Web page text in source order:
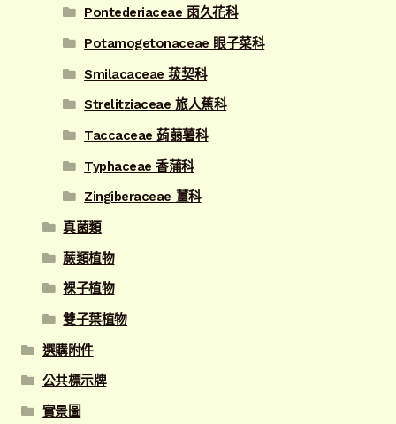
Pontederiaceae 雨久花科
Potamogetonaceae 眼子菜科
Smilacaceae 菝契科
Strelitziaceae 旅人蕉科
Taccaceae 蒟蒻薯科
Typhaceae 香蒲科
Zingiberaceae 薑科
真菌類
蕨類植物
裸子植物
雙子葉植物
選購附件
公共標示牌
實景圖